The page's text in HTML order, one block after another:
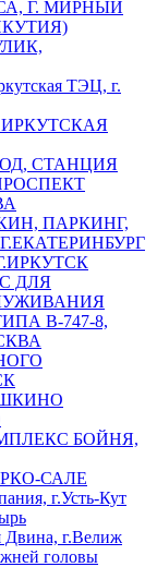
Г. МИРНЫЙ
ТЭЦ, г.
ИРКУТСКАЯ
СТАНЦИЯ
ПАРКИНГ,
ДЛЯ
В-747-8,
БОЙНЯ,
САЛЕ
г.Усть-Кут
Двина, г.Велиж
головы